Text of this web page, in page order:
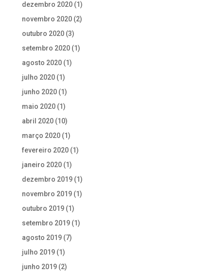
dezembro 2020(1)
novembro 2020(2)
outubro 2020(3)
setembro 2020(1)
agosto 2020(1)
julho 2020(1)
junho 2020(1)
maio 2020(1)
abril 2020(10)
março 2020(1)
fevereiro 2020(1)
janeiro 2020(1)
dezembro 2019(1)
novembro 2019(1)
outubro 2019(1)
setembro 2019(1)
agosto 2019(7)
julho 2019(1)
junho 2019(2)